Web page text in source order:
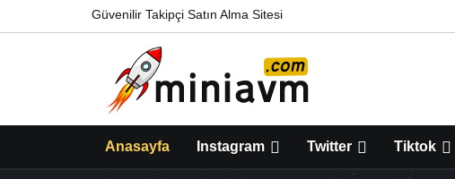
Güvenilir Takipçi Satın Alma Sitesi
Anasayfa Instagram Twitter Tiktok